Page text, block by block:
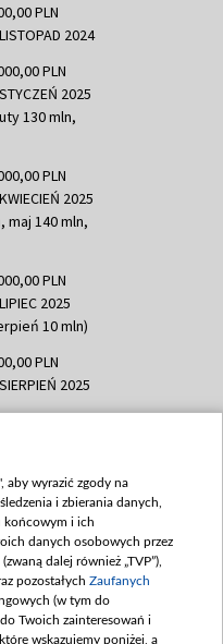
PLN
2024
PLN
2025
130 mln,
PLN
2025
maj 140 mln,
PLN
2025
10 mln)
PLN
2025
PLN
październik 350
PLN
2025
PLN
aby wyrazić zgody na
i zbierania danych,
końcowym i ich
danych osobowych przez
dalej również „TVP”),
pozostałych Zaufanych
(w tym do
Twoich zainteresowań i
wskazujemy poniżej, a